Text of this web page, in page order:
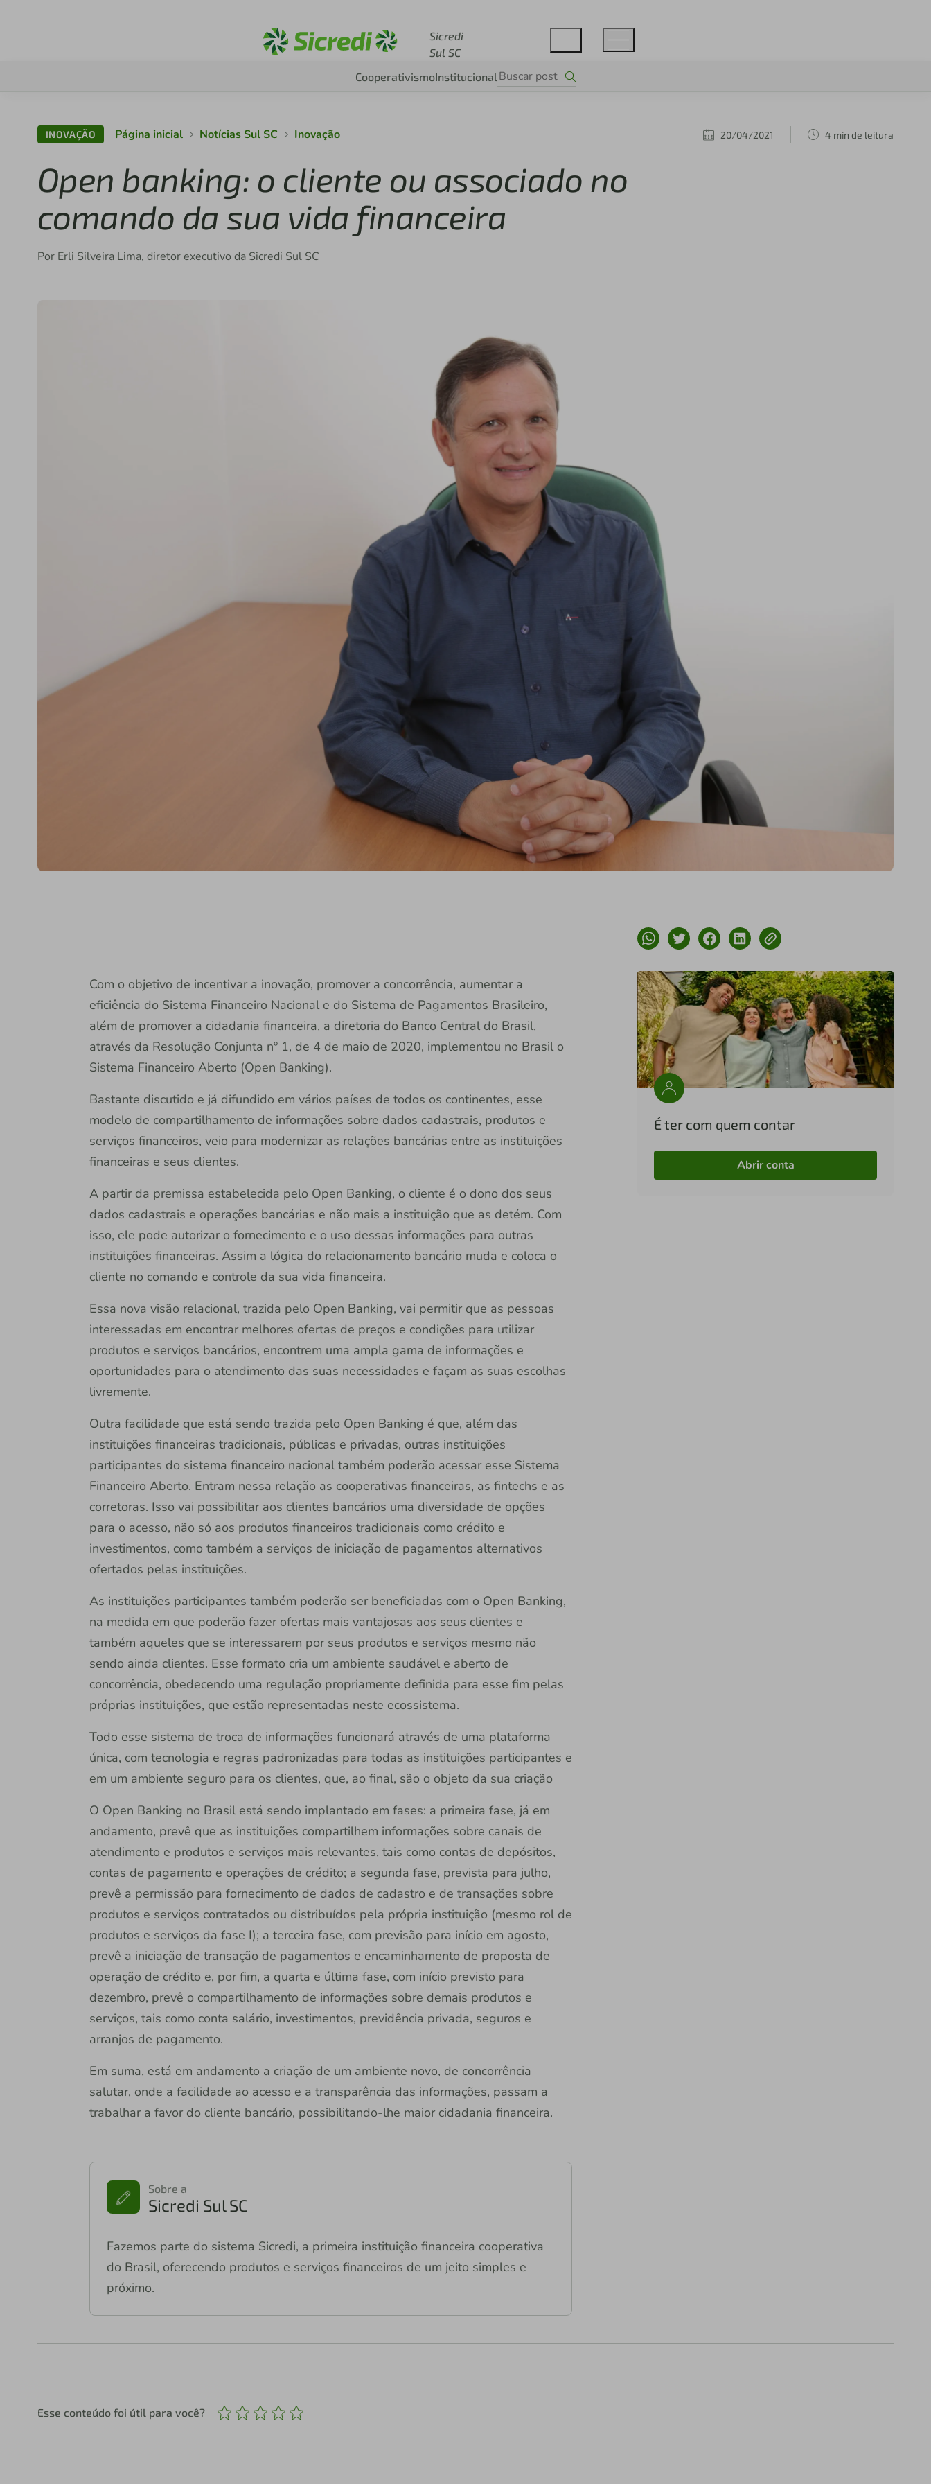
Sicredi
Sul SC
CooperativismoInstitucional
INOVAÇÃO Página inicial Notícias Sul SC Inovação 20/04/2021 4 min de leitura
Open banking: o cliente ou associado no
comando da sua vida financeira
Por Erli Silveira Lima, diretor executivo da Sicredi Sul SC
Com o objetivo de incentivar a inovação, promover a concorrência, aumentar a
eficiência do Sistema Financeiro Nacional e do Sistema de Pagamentos Brasileiro,
além de promover a cidadania financeira, a diretoria do Banco Central do Brasil,
através da Resolução Conjunta nº 1, de 4 de maio de 2020, implementou no Brasil o
Sistema Financeiro Aberto (Open Banking).
Bastante discutido e já difundido em vários países de todos os continentes, esse
modelo de compartilhamento de informações sobre dados cadastrais, produtos e
serviços financeiros, veio para modernizar as relações bancárias entre as instituições
financeiras e seus clientes.
A partir da premissa estabelecida pelo Open Banking, o cliente é o dono dos seus
dados cadastrais e operações bancárias e não mais a instituição que as detém. Com
isso, ele pode autorizar o fornecimento e o uso dessas informações para outras
instituições financeiras. Assim a lógica do relacionamento bancário muda e coloca o
cliente no comando e controle da sua vida financeira.
Essa nova visão relacional, trazida pelo Open Banking, vai permitir que as pessoas
interessadas em encontrar melhores ofertas de preços e condições para utilizar
produtos e serviços bancários, encontrem uma ampla gama de informações e
oportunidades para o atendimento das suas necessidades e façam as suas escolhas
livremente.
Outra facilidade que está sendo trazida pelo Open Banking é que, além das
instituições financeiras tradicionais, públicas e privadas, outras instituições
participantes do sistema financeiro nacional também poderão acessar esse Sistema
Financeiro Aberto. Entram nessa relação as cooperativas financeiras, as fintechs e as
corretoras. Isso vai possibilitar aos clientes bancários uma diversidade de opções
para o acesso, não só aos produtos financeiros tradicionais como crédito e
investimentos, como também a serviços de iniciação de pagamentos alternativos
ofertados pelas instituições.
As instituições participantes também poderão ser beneficiadas com o Open Banking,
na medida em que poderão fazer ofertas mais vantajosas aos seus clientes e
também aqueles que se interessarem por seus produtos e serviços mesmo não
sendo ainda clientes. Esse formato cria um ambiente saudável e aberto de
concorrência, obedecendo uma regulação propriamente definida para esse fim pelas
próprias instituições, que estão representadas neste ecossistema.
Todo esse sistema de troca de informações funcionará através de uma plataforma
única, com tecnologia e regras padronizadas para todas as instituições participantes e
em um ambiente seguro para os clientes, que, ao final, são o objeto da sua criação
O Open Banking no Brasil está sendo implantado em fases: a primeira fase, já em
andamento, prevê que as instituições compartilhem informações sobre canais de
atendimento e produtos e serviços mais relevantes, tais como contas de depósitos,
contas de pagamento e operações de crédito; a segunda fase, prevista para julho,
prevê a permissão para fornecimento de dados de cadastro e de transações sobre
produtos e serviços contratados ou distribuídos pela própria instituição (mesmo rol de
produtos e serviços da fase I); a terceira fase, com previsão para início em agosto,
prevê a iniciação de transação de pagamentos e encaminhamento de proposta de
operação de crédito e, por fim, a quarta e última fase, com início previsto para
dezembro, prevê o compartilhamento de informações sobre demais produtos e
serviços, tais como conta salário, investimentos, previdência privada, seguros e
arranjos de pagamento.
Em suma, está em andamento a criação de um ambiente novo, de concorrência
salutar, onde a facilidade ao acesso e a transparência das informações, passam a
trabalhar a favor do cliente bancário, possibilitando-lhe maior cidadania financeira.
Sobre a
Sicredi Sul SC
Fazemos parte do sistema Sicredi, a primeira instituição financeira cooperativa
do Brasil, oferecendo produtos e serviços financeiros de um jeito simples e
próximo.
É ter com quem contar
Abrir conta
Esse conteúdo foi útil para você?